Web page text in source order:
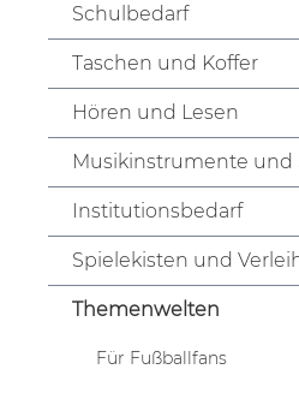
Schulbedarf
Taschen und Koffer
Hören und Lesen
Musikinstrumente und
Institutionsbedarf
Spielekisten und
Themenwelten
Für Fußballfans